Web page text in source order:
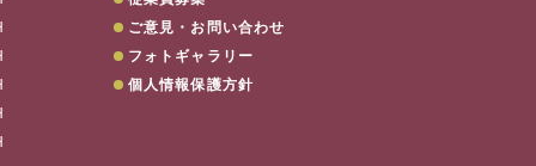
ご意見・お問い合わせ
フォトギャラリー
個人情報保護方針